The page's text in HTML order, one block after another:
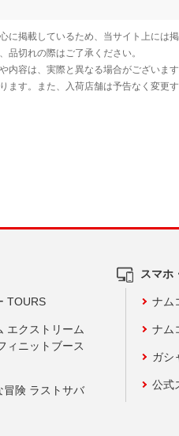
TOURS
エクストリーム
ィニットブース
冒険 ラストサバ
スマホ
ナム
ナム
ガシ
公式